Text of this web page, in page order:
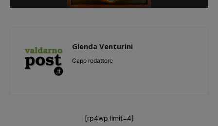
Glenda Venturini
Capo redattore
[rp4wp limit=4]